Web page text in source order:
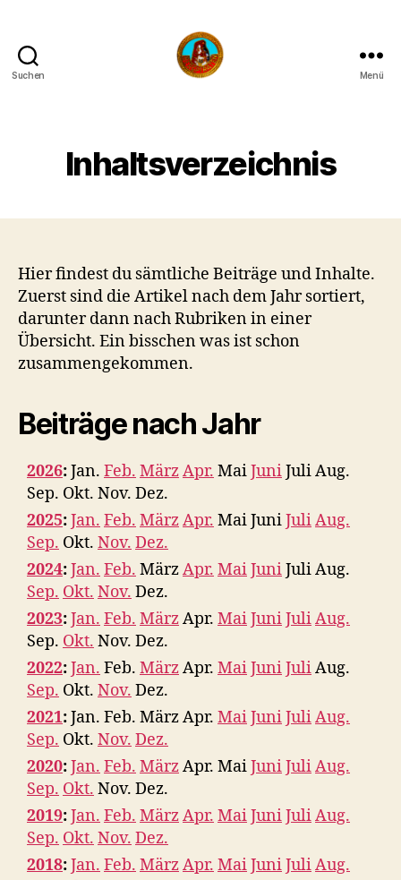
Suchen Menü
Inhaltsverzeichnis
Hier findest du sämtliche Beiträge und Inhalte.
Zuerst sind die Artikel nach dem Jahr sortiert,
darunter dann nach Rubriken in einer
Übersicht. Ein bisschen was ist schon
zusammengekommen.
Beiträge nach Jahr
2026:Jan. Feb. MärzApr. MaiJuniJuliAug.
Sep. Okt. Nov. Dez.
2025:Jan. Feb. MärzApr. MaiJuniJuliAug.
Sep. Okt. Nov. Dez.
2024:Jan. Feb. MärzApr. MaiJuniJuliAug.
Sep. Okt. Nov. Dez.
2023:Jan. Feb. MärzApr. MaiJuniJuliAug.
Sep. Okt. Nov. Dez.
2022:Jan. Feb. MärzApr. MaiJuniJuliAug.
Sep. Okt. Nov. Dez.
2021:Jan. Feb. MärzApr. MaiJuniJuliAug.
Sep. Okt. Nov. Dez.
2020:Jan. Feb. MärzApr. MaiJuniJuliAug.
Sep. Okt. Nov. Dez.
2019:Jan. Feb. MärzApr. MaiJuniJuliAug.
Sep. Okt. Nov. Dez.
2018:Jan. Feb. MärzApr. MaiJuniJuliAug.